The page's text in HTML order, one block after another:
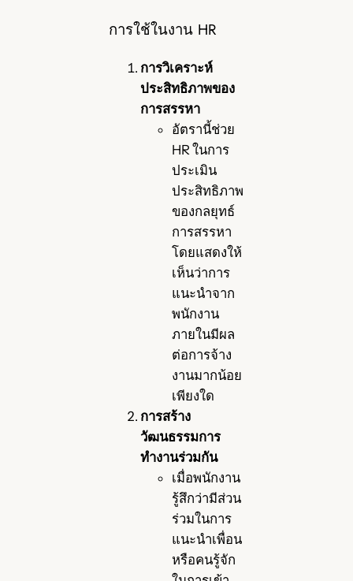
การใช้ในงาน HR
การวิเคราะห์
ประสิทธิภาพของ
การสรรหา
อัตรานี้ช่วย
HR ในการ
ประเมิน
ประสิทธิภาพ
ของกลยุทธ์
การสรรหา
โดยแสดงให้
เห็นว่าการ
แนะนำจาก
พนักงาน
ภายในมีผล
ต่อการจ้าง
งานมากน้อย
เพียงใด
การสร้าง
วัฒนธรรมการ
ทำงานร่วมกัน
เมื่อพนักงาน
รู้สึกว่ามีส่วน
ร่วมในการ
แนะนำเพื่อน
หรือคนรู้จัก